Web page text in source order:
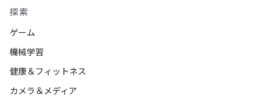
探索
ゲーム
機械学習
健康＆フィットネス
カメラ＆メディア